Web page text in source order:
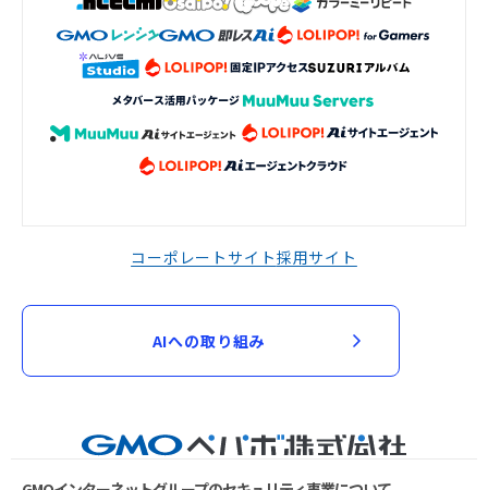
コーポレートサイト採用サイト
AIへの取り組み